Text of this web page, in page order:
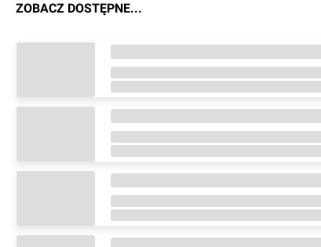
ZOBACZ DOSTĘPNE...